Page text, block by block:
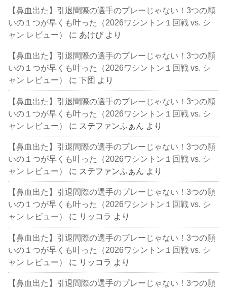
【鼻血出た】引退間際の選手のプレーじゃない！3つの願
いの１つが早くも叶った（2026ワシントン１回戦 vs. シ
ャン レビュー）
に あけび より
【鼻血出た】引退間際の選手のプレーじゃない！3つの願
いの１つが早くも叶った（2026ワシントン１回戦 vs. シ
ャン レビュー）
に下団 より
【鼻血出た】引退間際の選手のプレーじゃない！3つの願
いの１つが早くも叶った（2026ワシントン１回戦 vs. シ
ャン レビュー）
に ステファンふぁん より
【鼻血出た】引退間際の選手のプレーじゃない！3つの願
いの１つが早くも叶った（2026ワシントン１回戦 vs. シ
ャン レビュー）
に ステファンふぁん より
【鼻血出た】引退間際の選手のプレーじゃない！3つの願
いの１つが早くも叶った（2026ワシントン１回戦 vs. シ
ャン レビュー）
に リッコラ より
【鼻血出た】引退間際の選手のプレーじゃない！3つの願
いの１つが早くも叶った（2026ワシントン１回戦 vs. シ
ャン レビュー）
に リッコラ より
【鼻血出た】引退間際の選手のプレーじゃない！3つの願